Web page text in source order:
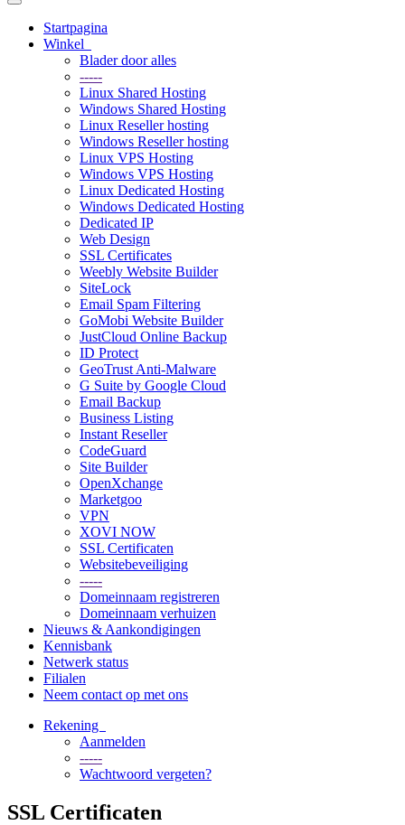
Navigatie
in-/uitschakelen
Startpagina
Winkel
Blader door alles
-----
Linux Shared Hosting
Windows Shared Hosting
Linux Reseller hosting
Windows Reseller hosting
Linux VPS Hosting
Windows VPS Hosting
Linux Dedicated Hosting
Windows Dedicated Hosting
Dedicated IP
Web Design
SSL Certificates
Weebly Website Builder
SiteLock
Email Spam Filtering
GoMobi Website Builder
JustCloud Online Backup
ID Protect
GeoTrust Anti-Malware
G Suite by Google Cloud
Email Backup
Business Listing
Instant Reseller
CodeGuard
Site Builder
OpenXchange
Marketgoo
VPN
XOVI NOW
SSL Certificaten
Websitebeveiliging
-----
Domeinnaam registreren
Domeinnaam verhuizen
Nieuws & Aankondigingen
Kennisbank
Netwerk status
Filialen
Neem contact op met ons
Rekening
Aanmelden
-----
Wachtwoord vergeten?
SSL Certificaten